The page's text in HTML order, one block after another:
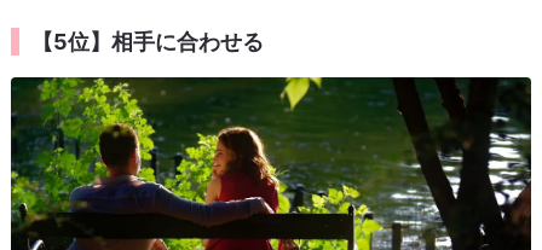
【5位】相手に合わせる